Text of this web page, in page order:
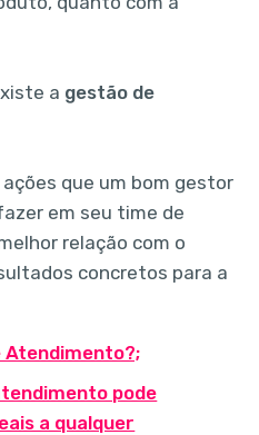
a gestão de
que um bom gestor
em seu time de
relação com o
concretos para a
Atendimento?;
pode
a qualquer